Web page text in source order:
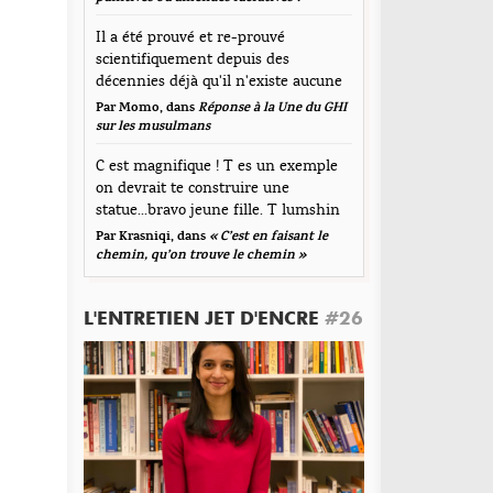
de messagerie*
Envoyé le 28 janvier 2014
et bravo pour cet article! Je suis d’accord, on
pas. Concernant le contrôle des naissances j’ai
de soulever la question controversée de la
contraceptive. Non-remboursée, est-ce qu’elle
ferait pas déjà figure d’assurance
culpabilisant celles qui ne
à coup d’hormones? Je soutient qu’on doit
Quentin
Envoyé le 28 janvier 2014
article est d’une hypocrisie folle. soit vous ne
pas lire, soit vous vivez dans un monde
Il a été prouvé et re-prouvé
scientifiquement depuis des
décennies déjà qu'il n'existe aucune
corrélation...
Par Momo, dans Réponse à la Une du GHI
sur les musulmans
C est magnifique ! T es un exemple
on devrait te construire une
statue...bravo jeune fille. T lumshin
durt
Par Krasniqi, dans « C’est en faisant le
chemin, qu’on trouve le chemin »
L'ENTRETIEN JET D'ENCRE #26